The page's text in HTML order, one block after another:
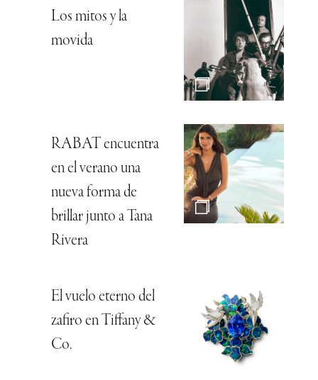
Los mitos y la
movida
RABAT encuentra
en el verano una
nueva forma de
brillar junto a Tana
Rivera
El vuelo eterno del
zafiro en Tiffany &
Co.